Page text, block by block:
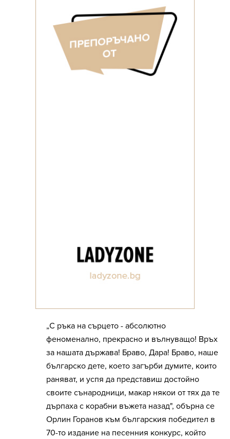
„С ръка на сърцето - абсолютно
феноменално, прекрасно и вълнуващо! Връх
за нашата държава! Браво, Дара! Браво, наше
българско дете, което загърби думите, които
раняват, и успя да представиш достойно
своите сънародници, макар някои от тях да те
дърпаха с корабни въжета назад", обърна се
Орлин Горанов към българския победител в
70-то издание на песенния конкурс, който